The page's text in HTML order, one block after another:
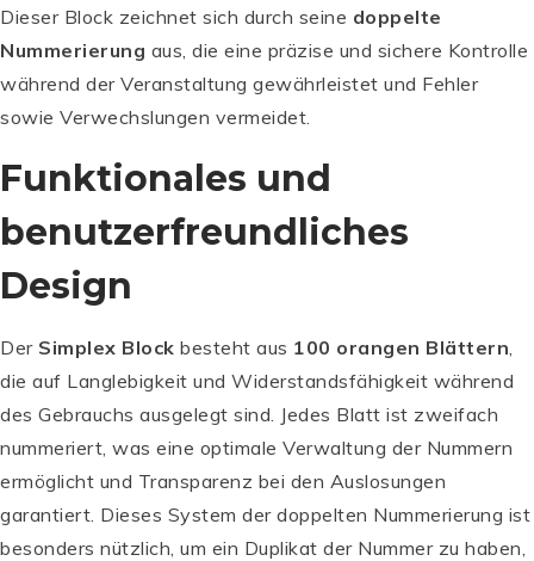
Dieser Block zeichnet sich durch seine doppelte
Nummerierung aus, die eine präzise und sichere Kontrolle
während der Veranstaltung gewährleistet und Fehler
sowie Verwechslungen vermeidet.
Funktionales und
benutzerfreundliches
Design
Der Simplex Block besteht aus 100 orangen Blättern
die auf Langlebigkeit und Widerstandsfähigkeit während
des Gebrauchs ausgelegt sind. Jedes Blatt ist zweifach
nummeriert, was eine optimale Verwaltung der Nummern
ermöglicht und Transparenz bei den Auslosungen
garantiert. Dieses System der doppelten Nummerierung ist
besonders nützlich, um ein Duplikat der Nummer zu haben,